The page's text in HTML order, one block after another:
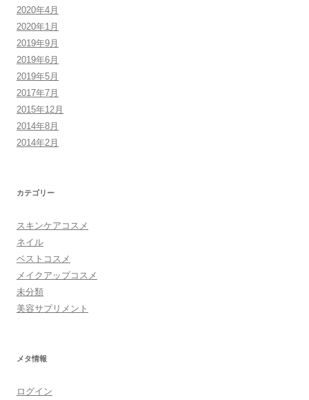
2020年4月
2020年1月
2019年9月
2019年6月
2019年5月
2017年7月
2015年12月
2014年8月
2014年2月
カテゴリー
スキンケアコスメ
ネイル
ベストコスメ
メイクアップコスメ
未分類
美容サプリメント
メタ情報
ログイン